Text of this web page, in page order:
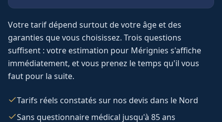
Votre tarif dépend surtout de votre âge et des
garanties que vous choisissez. Trois questions
suffisent : votre estimation pour Mérignies s'affiche
immédiatement, et vous prenez le temps qu'il vous
faut pour la suite.
Tarifs réels constatés sur nos devis dans le Nord
Sans questionnaire médical jusqu'à 85 ans